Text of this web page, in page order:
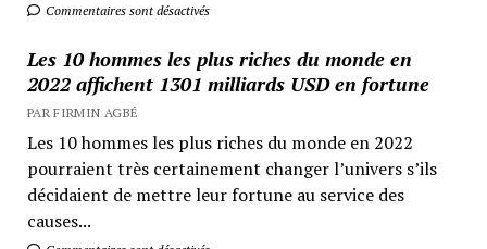
Commentaires sont désactivés
Les 10 hommes les plus riches du monde en
2022 affichent 1301 milliards USD en fortune
PAR FIRMIN AGBÉ
Les 10 hommes les plus riches du monde en 2022
pourraient très certainement changer l’univers s’ils
décidaient de mettre leur fortune au service des
causes...